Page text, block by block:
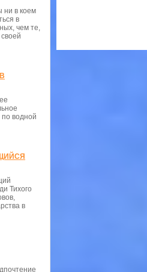
ни в коем
в
чем те,
водной
Тихого
в